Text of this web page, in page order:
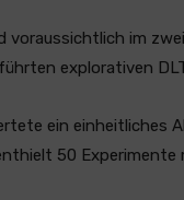
voraussichtlich im
explorativen
ein einheitliches
50 Experimente